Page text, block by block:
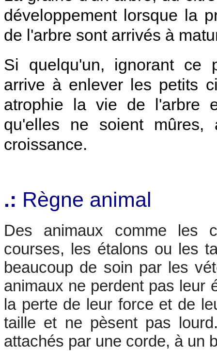
développement lorsque la
de l'arbre sont arrivés à
Si quelqu'un, ignorant ce
arrive à enlever les petits
atrophie la vie de l'arbre
qu'elles ne soient
croissance.
.: Règne animal
Des animaux comme les
courses, les étalons ou les
beaucoup de soin par les
animaux ne perdent pas leur
la perte de leur force et de
taille et ne pèsent pas
attachés par une corde, à un